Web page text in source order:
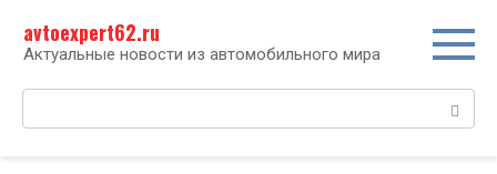
контенту
avtoexpert62.ru
Актуальные новости из автомобильного мира
Поиск: